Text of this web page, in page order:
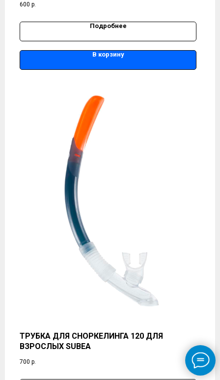
600 р.
Подробнее
В корзину
ТРУБКА ДЛЯ СНОРКЕЛИНГА 120 ДЛЯ
ВЗРОСЛЫХ SUBEA
700 р.